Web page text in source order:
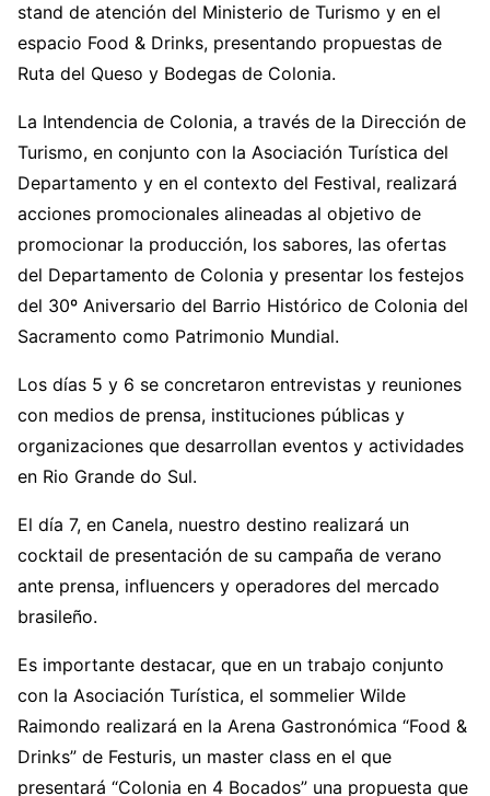
stand de atención del Ministerio de Turismo y en el
espacio Food & Drinks, presentando propuestas de
Ruta del Queso y Bodegas de Colonia.
La Intendencia de Colonia, a través de la Dirección de
Turismo, en conjunto con la Asociación Turística del
Departamento y en el contexto del Festival, realizará
acciones promocionales alineadas al objetivo de
promocionar la producción, los sabores, las ofertas
del Departamento de Colonia y presentar los festejos
del 30º Aniversario del Barrio Histórico de Colonia del
Sacramento como Patrimonio Mundial.
Los días 5 y 6 se concretaron entrevistas y reuniones
con medios de prensa, instituciones públicas y
organizaciones que desarrollan eventos y actividades
en Rio Grande do Sul.
El día 7, en Canela, nuestro destino realizará un
cocktail de presentación de su campaña de verano
ante prensa, influencers y operadores del mercado
brasileño.
Es importante destacar, que en un trabajo conjunto
con la Asociación Turística, el sommelier Wilde
Raimondo realizará en la Arena Gastronómica “Food &
Drinks” de Festuris, un master class en el que
presentará “Colonia en 4 Bocados” una propuesta que